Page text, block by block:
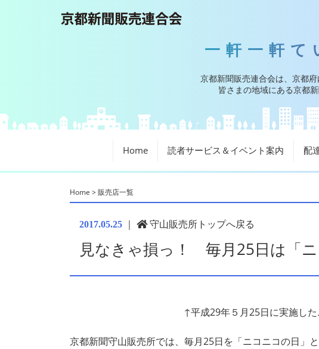
一軒一軒て
京都新聞販売連合会は、京都
皆さまの地域にある京都
Home 読者サービス＆イベント案内 配
Home >販売店一覧
2017.05.25 ｜ 守山販売所トップへ戻る
見なきゃ損っ！ 毎月25日は「ニ
↑平成29年５月25日に実施し
京都新聞守山販売所では、毎月25日を「ニコニコの日」